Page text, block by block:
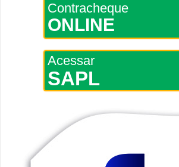
Contracheque
ONLINE
Acessar
SAPL